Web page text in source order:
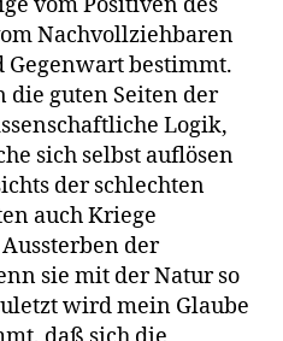
vom Positiven des
Nachvollziehbaren
Gegenwart bestimmt.
die guten Seiten der
Logik,
sich selbst auflösen
der schlechten
auch Kriege
der
sie mit der Natur so
wird mein Glaube